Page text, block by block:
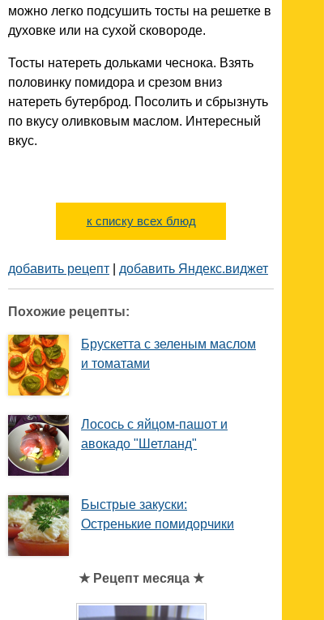
можно легко подсушить тосты на решетке в
духовке или на сухой сковороде.
Тосты натереть дольками чеснока. Взять
половинку помидора и срезом вниз
натереть бутерброд. Посолить и сбрызнуть
по вкусу оливковым маслом. Интересный
вкус.
к списку всех блюд
добавить рецепт добавить Яндекс.виджет
Похожие рецепты:
Брускетта с зеленым маслом
и томатами
Лосось с яйцом-пашот и
авокадо "Шетланд"
Быстрые закуски:
Остренькие помидорчики
★ Рецепт месяца ★